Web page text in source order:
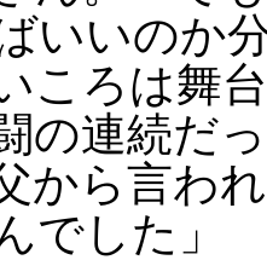
いいのか
ころは舞
の連続だ
から言わ
でした」